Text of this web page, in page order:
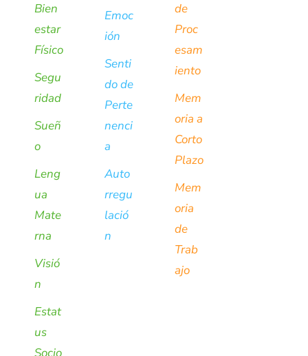
Bien
estar
Físico
Segu
ridad
Sueñ
o
Leng
ua
Mate
rna
Visió
n
Estat
us
Emoc
ión
Senti
do de
Perte
nenci
a
Auto
rregu
lació
n
de
Proc
esam
iento
Mem
oria a
Corto
Plazo
Mem
oria
de
Trab
ajo